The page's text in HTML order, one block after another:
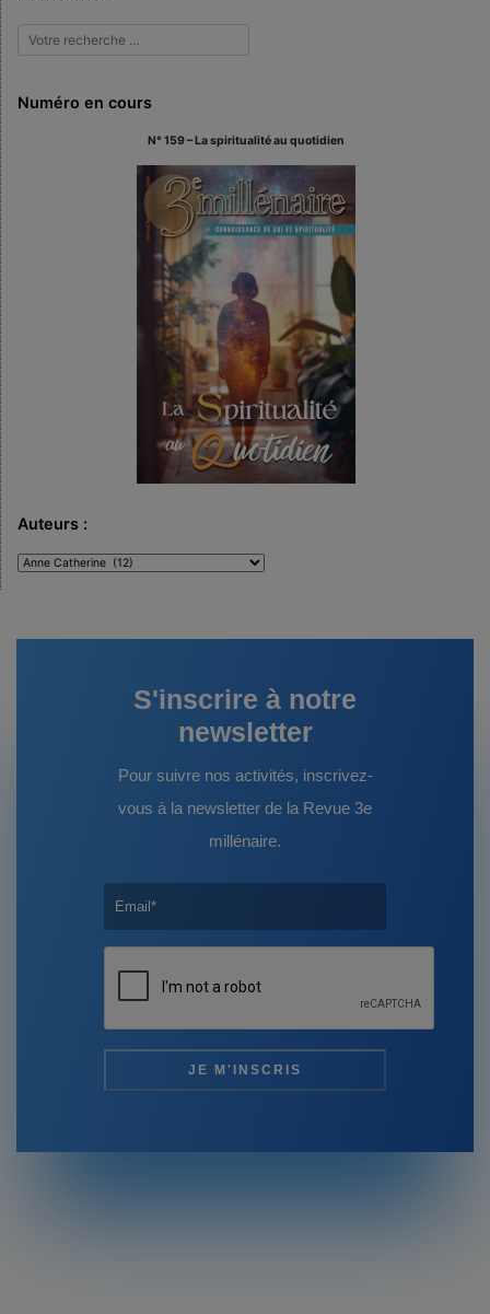
Numéro en cours
N° 159 – La spiritualité au quotidien
Auteurs :
Auteurs
S'inscrire à notre
newsletter
Pour suivre nos activités, inscrivez-
vous à la newsletter de la Revue 3e
millénaire.